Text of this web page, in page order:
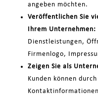
angeben möchten.
Veröffentlichen Sie
Ihrem Unternehmen:
Dienstleistungen,
Firmenlogo,
Zeigen Sie als
Kunden können